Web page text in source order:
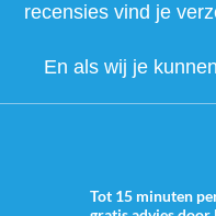
recensies vind je
En als wij je
Tot 15 minuten